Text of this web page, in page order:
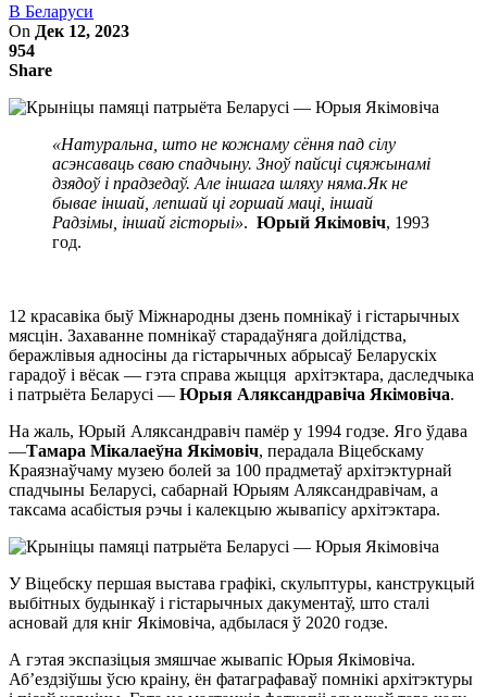
В Беларуси
On Дек 12, 2023
954
Share
«Натуральна, што не кожнаму сёння пад сілу
асэнсаваць сваю спадчыну. Зноў пайсці сцяжынамі
дзядоў і прадзедаў. Але іншага шляху няма.Як не
бывае іншай, лепшай ці горшай маці, іншай
Радзімы, іншай гісторыі». Юрый Якімовіч, 1993
год.
12 красавіка быў Міжнародны дзень помнікаў і гістарычных
мясцін. Захаванне помнікаў старадаўняга дойлідства,
беражлівыя адносіны да гістарычных абрысаў Беларускіх
гарадоў і вёсак — гэта справа жыцця архітэктара, даследчыка
і патрыёта Беларусі — Юрыя Аляксандравіча Якімовіча.
На жаль, Юрый Аляксандравіч памёр у 1994 годзе. Яго ўдава
—Тамара Мікалаеўна Якімовіч, перадала Віцебскаму
Краязнаўчаму музею болей за 100 прадметаў архітэктурнай
спадчыны Беларусі, сабарнай Юрыям Аляксандравічам, а
таксама асабістыя рэчы і калекцыю жывапісу архітэктара.
У Віцебску першая выстава графікі, скульптуры, канструкцый
выбітных будынкаў і гістарычных дакументаў, што сталі
асновай для кніг Якімовіча, адбылася ў 2020 годзе.
А гэтая экспазіцыя змяшчае жывапіс Юрыя Якімовіча.
Аб’ездзіўшы ўсю краіну, ён фатаграфаваў помнікі архітэктуры